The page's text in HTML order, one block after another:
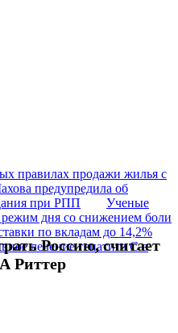
правилах продажи жилья с
предупредила об
при РПП
Ученые
дня со снижением боли
по вкладам до 14,2%
лечение гепатита C в
Россию, считает
Риттер